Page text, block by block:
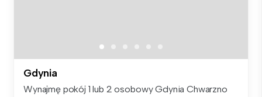
Gdynia
Wynajmę pokój 1 lub 2 osobowy Gdynia Chwarzno